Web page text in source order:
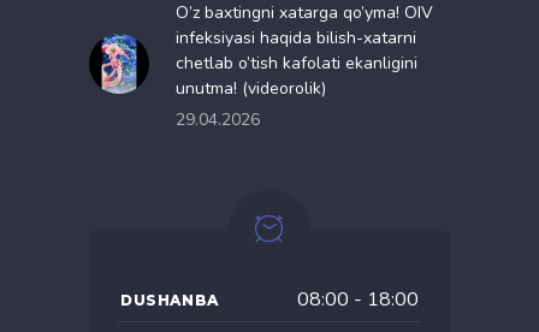
O’z baxtingni xatarga qo’yma! OIV
infeksiyasi haqida bilish-xatarni
chetlab o’tish kafolati ekanligini
unutma! (videorolik)
29.04.2026
DUSHANBA 08:00 - 18:00